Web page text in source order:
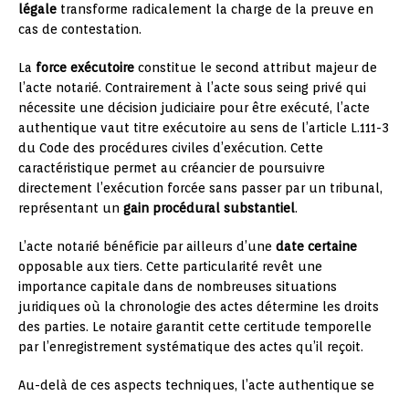
légale transforme radicalement la charge de la preuve en
cas de contestation.
La force exécutoire constitue le second attribut majeur de
l’acte notarié. Contrairement à l’acte sous seing privé qui
nécessite une décision judiciaire pour être exécuté, l’acte
authentique vaut titre exécutoire au sens de l’article L.111-3
du Code des procédures civiles d’exécution. Cette
caractéristique permet au créancier de poursuivre
directement l’exécution forcée sans passer par un tribunal,
représentant un gain procédural substantiel.
L’acte notarié bénéficie par ailleurs d’une date certaine
opposable aux tiers. Cette particularité revêt une
importance capitale dans de nombreuses situations
juridiques où la chronologie des actes détermine les droits
des parties. Le notaire garantit cette certitude temporelle
par l’enregistrement systématique des actes qu’il reçoit.
Au-delà de ces aspects techniques, l’acte authentique se